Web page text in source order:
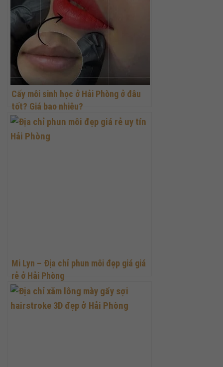
Cấy môi sinh học ở Hải Phòng ở đâu
tốt? Giá bao nhiêu?
Mi Lyn – Địa chỉ phun môi đẹp giá giá
rẻ ở Hải Phòng